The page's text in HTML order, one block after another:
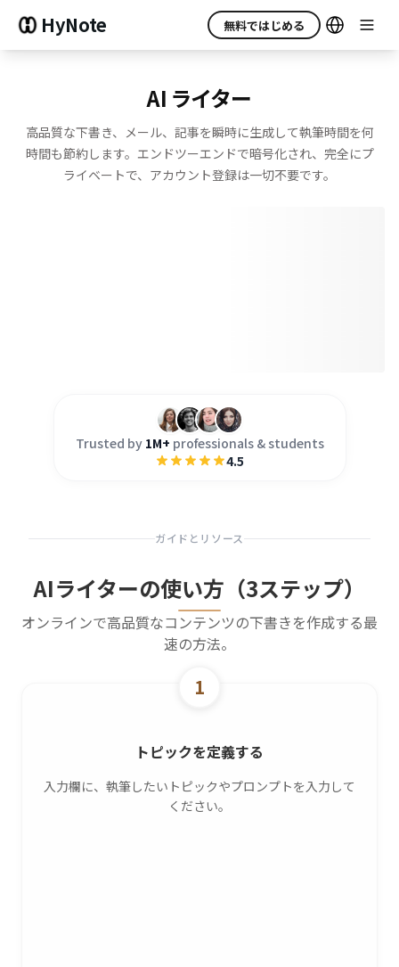
HyNote 無料ではじめる
AI ライター
高品質な下書き、メール、記事を瞬時に生成して執筆時間を何
時間も節約します。エンドツーエンドで暗号化され、完全にプ
ライベートで、アカウント登録は一切不要です。
Trusted by 1M+ professionals & students
4.5
ガイドとリソース
AIライターの使い方（3ステップ）
オンラインで高品質なコンテンツの下書きを作成する最
速の方法。
1
トピックを定義する
入力欄に、執筆したいトピックやプロンプトを入力して
ください。